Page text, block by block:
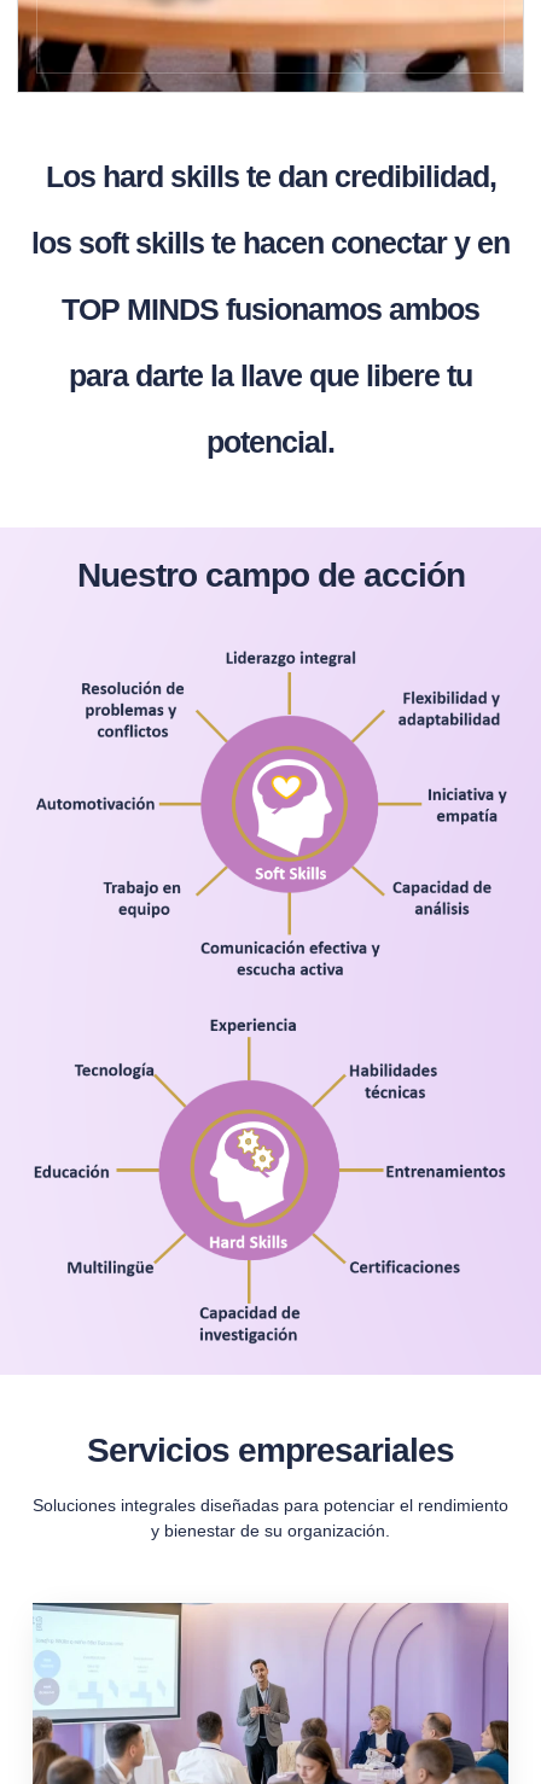
Los hard skills te dan credibilidad,
los soft skills te hacen conectar y en
TOP MINDS fusionamos ambos
para darte la llave que libere tu
potencial.
Nuestro campo de acción
Servicios empresariales
Soluciones integrales diseñadas para potenciar el rendimiento
y bienestar de su organización.